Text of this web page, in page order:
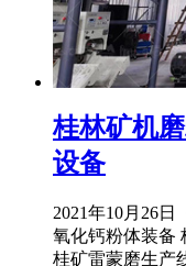
桂林矿机
设备
2021年10月26
氧化钙粉体装备
桂矿雷蒙磨生产